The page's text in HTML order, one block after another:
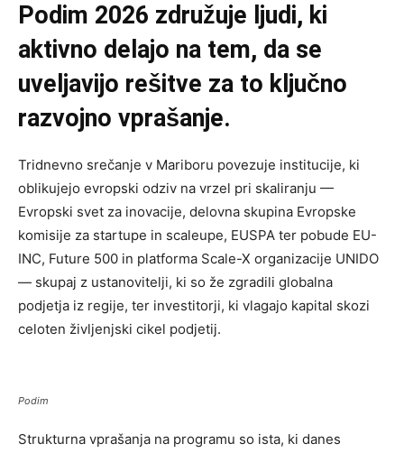
Podim 2026 združuje ljudi, ki
aktivno delajo na tem, da se
uveljavijo rešitve za to ključno
razvojno vprašanje.
Tridnevno srečanje v Mariboru povezuje institucije, ki
oblikujejo evropski odziv na vrzel pri skaliranju —
Evropski svet za inovacije, delovna skupina Evropske
komisije za startupe in scaleupe, EUSPA ter pobude EU-
INC, Future 500 in platforma Scale-X organizacije UNIDO
— skupaj z ustanovitelji, ki so že zgradili globalna
podjetja iz regije, ter investitorji, ki vlagajo kapital skozi
celoten življenjski cikel podjetij.
Podim
Strukturna vprašanja na programu so ista, ki danes